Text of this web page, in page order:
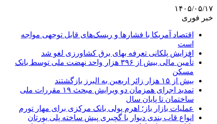
۱۴۰۵/۰۵/۱۷
خبر فوری
اقتصاد آمریکا با فشارها و ریسک‌های قابل توجهی مواجه
است
افزایش پلکانی تعرفه بهای برق کشاورزی لغو شد
تأمین مالی بیش از ۳۹۶ هزار واحد نهضت ملی توسط بانک
مسکن
بیش از ۱۵ هزار زائر اربعین به البرز بازگشتند
تمدید اجرای همزمان دو ویرایش مبحث ۱۹ مقررات ملی
ساختمان تا پایان سال
عملیات بازار باز؛ اهرم پولی بانک مرکزی برای مهار تورم
انواع قاب بندی دیوار با گچبری پیش ساخته پلی یورتان